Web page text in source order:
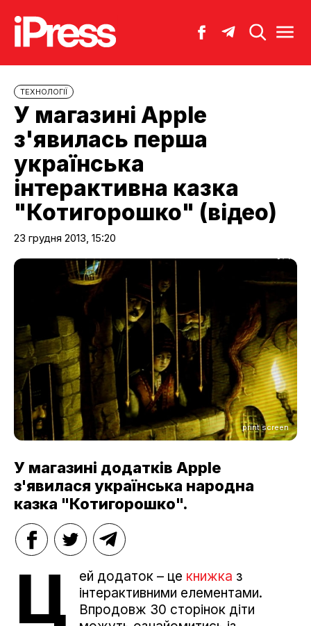
ТЕХНОЛОГІЇ
У магазині Apple
з'явилась перша
українська
інтерактивна казка
"Котигорошко" (відео)
23 грудня 2013, 15:20
print screen
У магазині додатків Apple
з'явилася українська народна
казка "Котигорошко".
Ц ей додаток – це книжка з
інтерактивними елементами.
Впродовж 30 сторінок діти